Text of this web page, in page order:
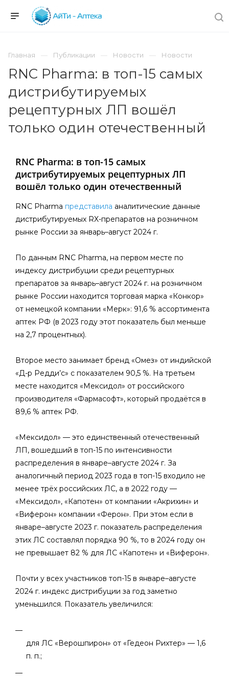
Главная Публикации Новости Новости
RNC Pharma: в топ-15 самых
дистрибутируемых
рецептурных ЛП вошёл
только один отечественный
RNC Pharma: в топ-15 самых
дистрибутируемых рецептурных ЛП
вошёл только один отечественный
RNC Pharma представила аналитические данные
дистрибутируемых RX-препаратов на розничном
рынке России за январь–август 2024 г.
По данным RNC Pharma, на первом месте по
индексу дистрибуции среди рецептурных
препаратов за январь–август 2024 г. на розничном
рынке России находится торговая марка «Конкор»
от немецкой компании «Мерк»: 91,6 % ассортимента
аптек РФ (в 2023 году этот показатель был меньше
на 2,7 процентных).
Второе место занимает бренд «Омез» от индийской
«Д-р Редди’с» с показателем 90,5 %. На третьем
месте находится «Мексидол» от российского
производителя «Фармасофт», который продаётся в
89,6 % аптек РФ.
«Мексидол» — это единственный отечественный
ЛП, вошедший в топ-15 по интенсивности
распределения в январе–августе 2024 г. За
аналогичный период 2023 года в топ-15 входило не
менее трёх российских ЛС, а в 2022 году —
«Мексидол», «Капотен» от компании «Акрихин» и
«Виферон» компании «Ферон». При этом если в
январе–августе 2023 г. показатель распределения
этих ЛС составлял порядка 90 %, то в 2024 году он
не превышает 82 % для ЛС «Капотен» и «Виферон».
Почти у всех участников топ-15 в январе–августе
2024 г. индекс дистрибуции за год заметно
уменьшился. Показатель увеличился:
для ЛС «Верошпирон» от «Гедеон Рихтер» — 1,6
п. п.;